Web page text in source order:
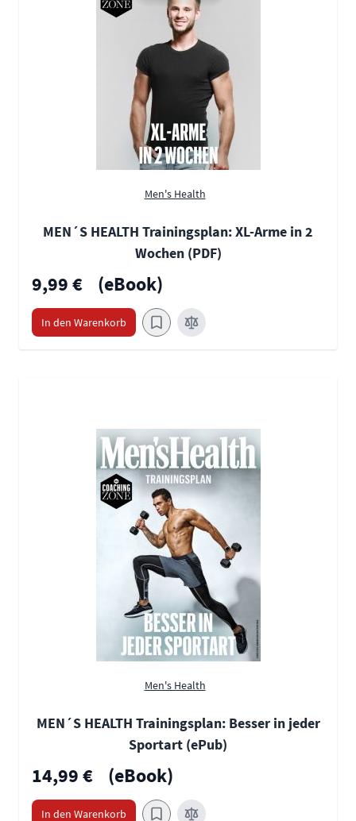
Men's Health
MEN´S HEALTH Trainingsplan: XL-Arme in 2
Wochen (PDF)
9,99 € (eBook)
In den Warenkorb
Men's Health
MEN´S HEALTH Trainingsplan: Besser in jeder
Sportart (ePub)
14,99 € (eBook)
In den Warenkorb